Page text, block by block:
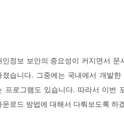
인정보 보안의 중요성이 커지면서 문
졌습니다. 그중에는 국내에서 개발한
프로그램도 있습니다. 따라서 이번
운로드 방법에 대해서 다뤄보도록 하